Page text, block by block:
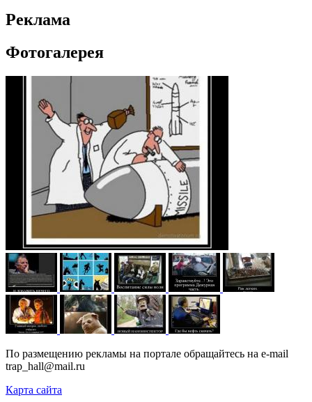
Реклама
Фотогалерея
По размещению рекламы на портале обращайтесь на e-mail
trap_hall@mail.ru
Карта сайта